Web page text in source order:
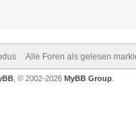
Alle Foren als gelesen
, © 2002-2026 MyBB Group